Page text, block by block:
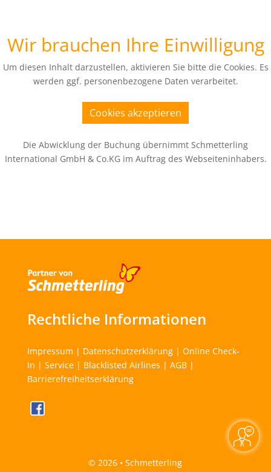
Wir brauchen Ihre Einwilligung
Um diesen Inhalt darzustellen, aktivieren Sie bitte die Cookies. Es
werden ggf. personenbezogene Daten verarbeitet.
Cookies akzeptieren
Die Abwicklung der Buchung übernimmt Schmetterling
International GmbH & Co.KG im Auftrag des Webseiteninhabers.
Rechtliche Informationen
Impressum | Datenschutzerklärung| Online Check-
In | Service| Blacklisted Airlines | AGB|
Barrierefreiheitserklärung
© 2026 • Schmetterling